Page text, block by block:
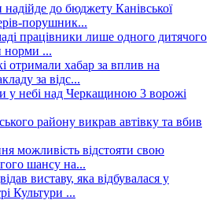
до бюджету Канівської
порушник...
працівники лише одного дитячого
норми ...
отримали хабар за вплив на
за відс...
у небі над Черкащиною 3 ворожі
району викрав автівку та вбив
можливість відстояти свою
шансу на...
виставу, яка відбувалася у
Культури ...